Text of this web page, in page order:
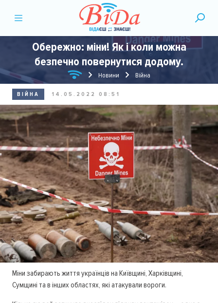
Обережно: міни! Як і коли можна
безпечно повернутися додому.
Новини Війна
ВІЙНА 14.05.2022 08:51
Міни забирають життя українців на Київщині, Харківщині,
Сумщині та в інших областях, які атакували вороги.